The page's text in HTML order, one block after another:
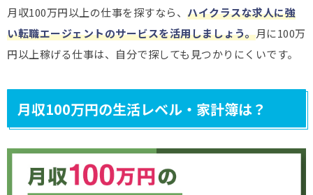
月収100万円以上の仕事を探すなら、 ハイクラスな求人に強
い転職エージェントのサービスを活用しましょう。月に100万
円以上稼げる仕事は、自分で探しても見つかりにくいです。
月収100万円の生活レベル・家計簿は？